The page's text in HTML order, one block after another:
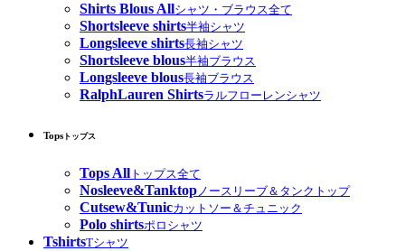
Shirts Blous Allシャツ・ブラウス全て
Shortsleeve shirts半袖シャツ
Longsleeve shirts長袖シャツ
Shortsleeve blous半袖ブラウス
Longsleeve blous長袖ブラウス
RalphLauren Shirtsラルフローレンシャツ
Tops トップス
Tops All トップス全て
Nosleeve&Tanktopノースリーブ＆タンクトップ
Cutsew&Tunicカットソー＆チュニック
Polo shirtsポロシャツ
TshirtsTシャツ